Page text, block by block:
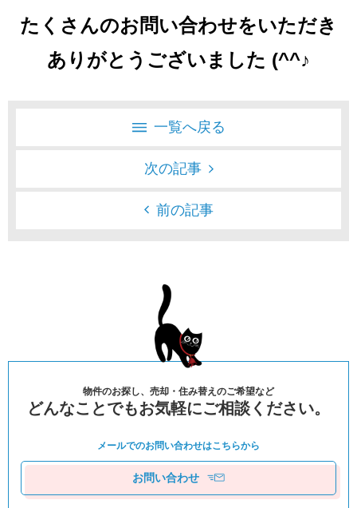
たくさんのお問い合わせをいただき
ありがとうございました (^^♪
一覧へ戻る
次の記事
前の記事
物件のお探し、売却・住み替えのご希望など
どんなことでもお気軽にご相談ください。
メールでのお問い合わせはこちらから
お問い合わせ